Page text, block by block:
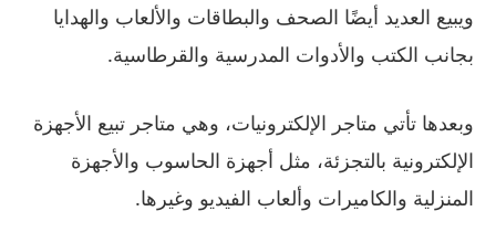
ويبيع العديد أيضًا الصحف والبطاقات والألعاب والهدايا
بجانب الكتب والأدوات المدرسية والقرطاسية.
وبعدها تأتي متاجر الإلكترونيات، وهي متاجر تبيع الأجهزة
الإلكترونية بالتجزئة، مثل أجهزة الحاسوب والأجهزة
المنزلية والكاميرات وألعاب الفيديو وغيرها.